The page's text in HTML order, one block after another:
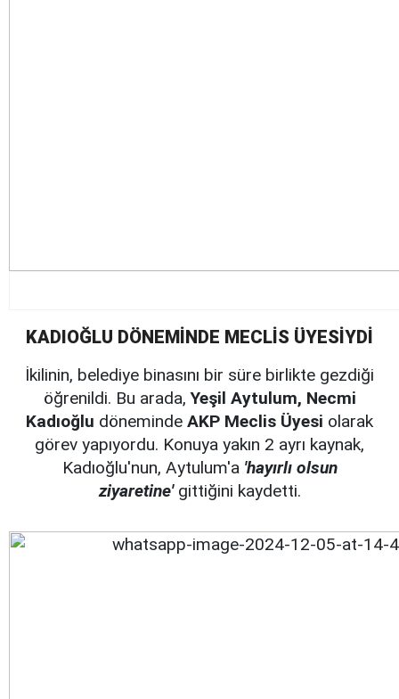
KADIOĞLU DÖNEMİNDE MECLİS ÜYESİYDİ
İkilinin, belediye binasını bir süre birlikte gezdiği
öğrenildi. Bu arada,Yeşil Aytulum, Necmi
Kadıoğlu döneminde AKP Meclis Üyesi olarak
görev yapıyordu. Konuya yakın 2 ayrı kaynak,
Kadıoğlu'nun, Aytulum'a 'hayırlı olsun
ziyaretine'gittiğini kaydetti.